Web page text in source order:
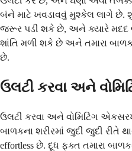
બંને માટે ખવડાવવું મુશ્કેલ લાગે છે.
જરૂર પડી શકે છે, અને ક્યારે મદદ
શાંતિ મળી શકે છે અને તમારા
છે.
ઉલટી કરવા અને
ઉલટી કરવા અને વોમિટિંગ
બાળકના શરીરમાં જુદી જુદી
effortless છે. દૂધ ફક્ત તમારા